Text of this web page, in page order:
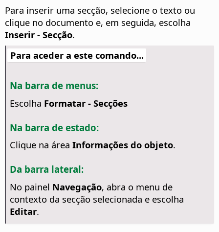
Para inserir uma secção, selecione o texto ou
clique no documento e, em seguida, escolha
Inserir - Secção.
Para aceder a este comando...
Na barra de menus:
Escolha Formatar - Secções
Na barra de estado:
Clique na área Informações do objeto.
Da barra lateral:
No painel Navegação, abra o menu de
contexto da secção selecionada e escolha
Editar.